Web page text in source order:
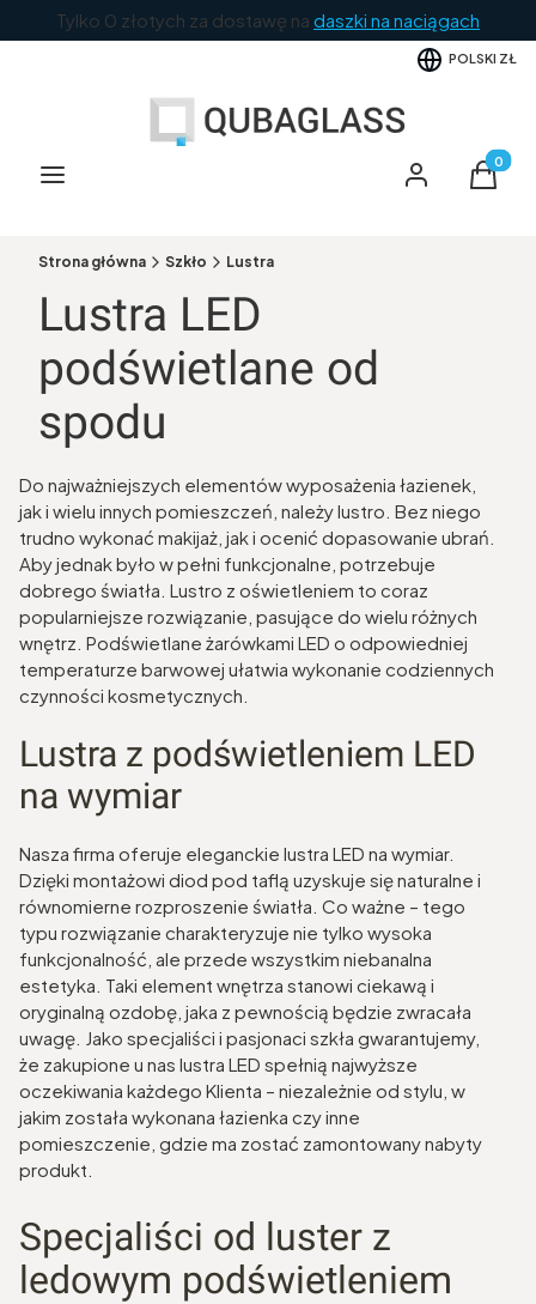
Tylko 0 złotych za dostawę na daszki na naciągach
POLSKI ZŁ
Menu
Zaloguj sięKoszyk
Strona główna Szkło Lustra
Lustra LED
podświetlane od
spodu
Do najważniejszych elementów wyposażenia łazienek,
jak i wielu innych pomieszczeń, należy lustro. Bez niego
trudno wykonać makijaż, jak i ocenić dopasowanie ubrań.
Aby jednak było w pełni funkcjonalne, potrzebuje
dobrego światła. Lustro z oświetleniem to coraz
popularniejsze rozwiązanie, pasujące do wielu różnych
wnętrz. Podświetlane żarówkami LED o odpowiedniej
temperaturze barwowej ułatwia wykonanie codziennych
czynności kosmetycznych.
Lustra z podświetleniem LED
na wymiar
Nasza firma oferuje eleganckie lustra LED na wymiar.
Dzięki montażowi diod pod taflą uzyskuje się naturalne i
równomierne rozproszenie światła. Co ważne – tego
typu rozwiązanie charakteryzuje nie tylko wysoka
funkcjonalność, ale przede wszystkim niebanalna
estetyka. Taki element wnętrza stanowi ciekawą i
oryginalną ozdobę, jaka z pewnością będzie zwracała
uwagę. Jako specjaliści i pasjonaci szkła gwarantujemy,
że zakupione u nas lustra LED spełnią najwyższe
oczekiwania każdego Klienta – niezależnie od stylu, w
jakim została wykonana łazienka czy inne
pomieszczenie, gdzie ma zostać zamontowany nabyty
produkt.
Specjaliści od luster z
ledowym podświetleniem